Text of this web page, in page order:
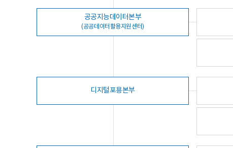
공공지능데이터본부
(공공데이터활용지원센터)
디지털포용본부